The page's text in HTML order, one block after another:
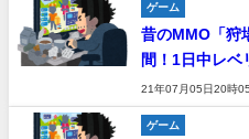
ゲーム
昔のMMO「狩
間！1日中レ
21年07月05日20時
ゲーム